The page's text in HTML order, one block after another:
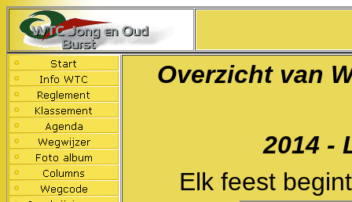
Overzicht van
2014 -
Elk feest